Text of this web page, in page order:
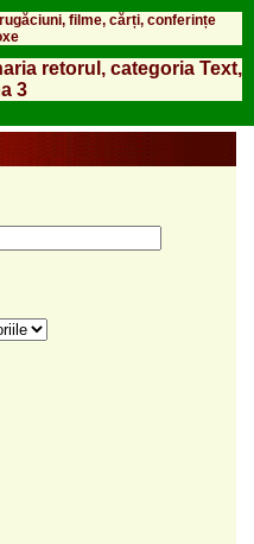
filme, cărți, conferințe
retorul, categoria Text,
3